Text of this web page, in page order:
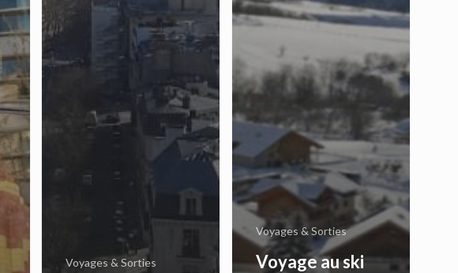
Voyages & Sorties
Voyages & Sorties
Voyage au ski